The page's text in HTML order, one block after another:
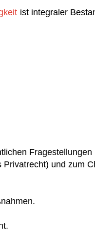
ist integraler
und zum